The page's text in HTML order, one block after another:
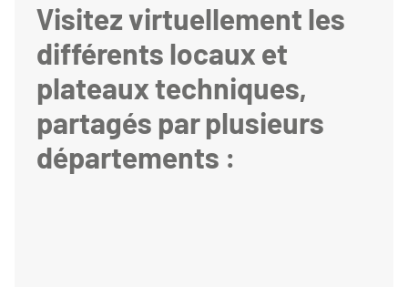
Visitez virtuellement les
différents locaux et
plateaux techniques,
partagés par plusieurs
départements :